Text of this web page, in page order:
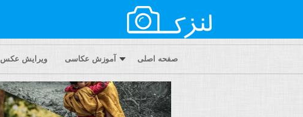
صفحه اصلی آموزش عکاسی ویرایش عکس